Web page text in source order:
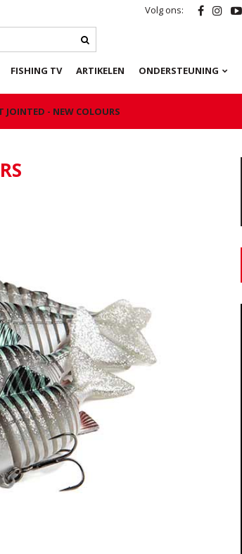
Volg ons:
FISHING TV ARTIKELEN ONDERSTEUNING
JOINTED - NEW COLOURS